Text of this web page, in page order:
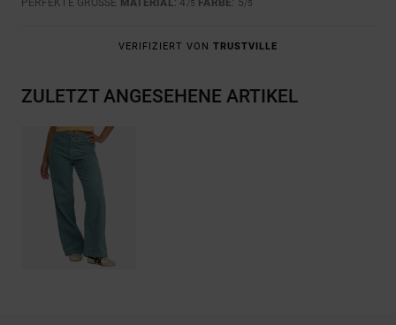
PERFEKTE GRÖSSE MATERIAL: 4 /5 FARBE: 5/5
VERIFIZIERT VON TRUSTVILLE
ZULETZT ANGESEHENE ARTIKEL